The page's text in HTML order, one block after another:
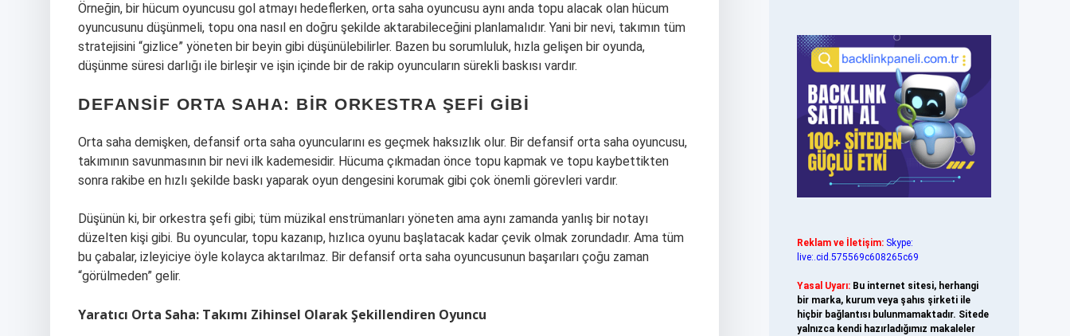
Örneğin, bir hücum oyuncusu gol atmayı hedeflerken, orta saha oyuncusu aynı anda topu alacak olan hücum
oyuncusunu düşünmeli, topu ona nasıl en doğru şekilde aktarabileceğini planlamalıdır. Yani bir nevi, takımın tüm
stratejisini “gizlice” yöneten bir beyin gibi düşünülebilirler. Bazen bu sorumluluk, hızla gelişen bir oyunda,
düşünme süresi darlığı ile birleşir ve işin içinde bir de rakip oyuncuların sürekli baskısı vardır.
DEFANSIF ORTA SAHA: BIR ORKESTRA ŞEFI GIBI
Orta saha demişken, defansif orta saha oyuncularını es geçmek haksızlık olur. Bir defansif orta saha oyuncusu,
takımının savunmasının bir nevi ilk kademesidir. Hücuma çıkmadan önce topu kapmak ve topu kaybettikten
sonra rakibe en hızlı şekilde baskı yaparak oyun dengesini korumak gibi çok önemli görevleri vardır.
Düşünün ki, bir orkestra şefi gibi; tüm müzikal enstrümanları yöneten ama aynı zamanda yanlış bir notayı
düzelten kişi gibi. Bu oyuncular, topu kazanıp, hızlıca oyunu başlatacak kadar çevik olmak zorundadır. Ama tüm
bu çabalar, izleyiciye öyle kolayca aktarılmaz. Bir defansif orta saha oyuncusunun başarıları çoğu zaman
“görülmeden” gelir.
Yaratıcı Orta Saha: Takımı Zihinsel Olarak Şekillendiren Oyuncu
Reklam ve İletişim: Skype:
live:.cid.575569c608265c69
Yasal Uyarı: Bu internet sitesi, herhangi
bir marka, kurum veya şahıs şirketi ile
hiçbir bağlantısı bulunmamaktadır. Sitede
yalnızca kendi hazırladığımız makaleler